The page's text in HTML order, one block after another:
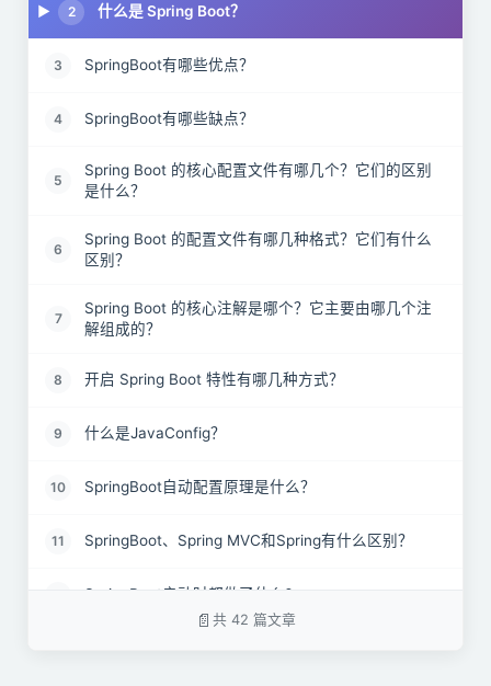
2 什么是 Spring Boot？
3 SpringBoot有哪些优点？
4 SpringBoot有哪些缺点？
5
Spring Boot 的核心配置文件有哪几个？它们的区别
是什么？
6
Spring Boot 的配置文件有哪几种格式？它们有什么
区别？
7
Spring Boot 的核心注解是哪个？它主要由哪几个注
解组成的？
8 开启 Spring Boot 特性有哪几种方式？
9 什么是JavaConfig？
10 SpringBoot自动配置原理是什么？
11 SpringBoot、Spring MVC和Spring有什么区别？
SpringBoot启动时都做了什么?
共 42 篇文章